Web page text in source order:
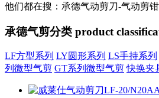
他们都在搜：承德气动剪刀-气动剪
承德气剪分类 product
LF方型系列 LY圆形系列 LS手持系列
列微型气剪 GT系列微型气剪 快换夹